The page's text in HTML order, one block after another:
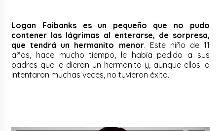
Logan Faibanks es un pequeño que no pudo
contener las lágrimas al enterarse, de sorpresa,
que tendrá un hermanito menor. Este niño de 11
años, hace mucho tiempo, le había pedido a sus
padres que le dieran un hermanito y, aunque ellos lo
intentaron muchas veces, no tuvieron éxito.